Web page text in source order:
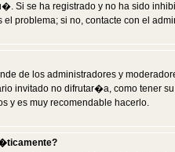
Si se ha registrado y no ha sido
problema; si no, contacte con el
de los administradores y
invitado no difrutar�a, como tener
y es muy recomendable hacerlo.